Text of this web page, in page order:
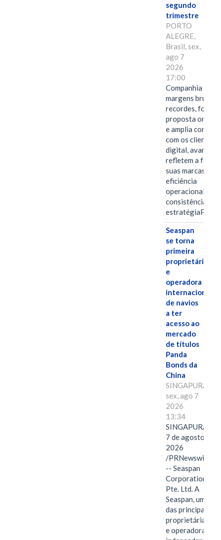
segundo
trimestre
PORTO
ALEGRE,
Brasil, sex,
ago 7
2026
17:00
Companhia
margens brutas
recordes,
proposta
e amplia
com os clientes
digital, avanços
refletem a força
suas marcas, a
eficiência
operacional e a
consistência de
Seaspan
se torna
primeira
proprietária
e
operadora
internacional
de navios
a ter
acesso ao
mercado
de títulos
Panda
Bonds da
China
SINGAPURA,
sex, ago 7
2026
13:34
SINGAPURA,
7 de agosto de
2026
/PRNewswire/
-- Seaspan
Corporation
Pte. Ltd. A
Seaspan, uma
das principais
proprietárias
e operadoras